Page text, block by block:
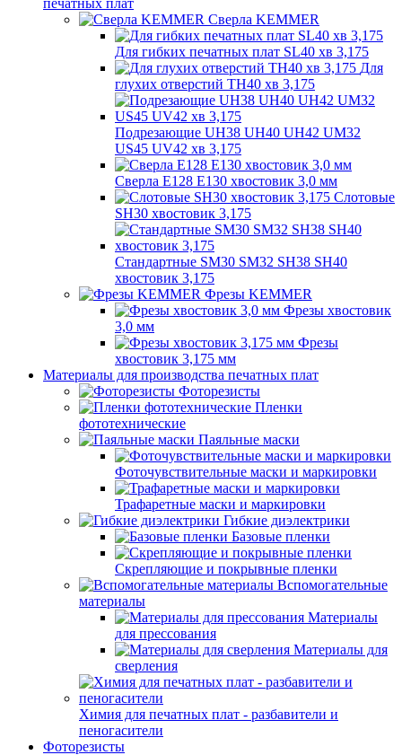
печатных плат
Сверла KEMMER
Для гибких печатных плат SL40 хв 3,175
Для
глухих отверстий TH40 хв 3,175
Подрезающие UH38 UH40 UH42 UM32
US45 UV42 хв 3,175
Сверла E128 E130 хвостовик 3,0 мм
Слотовые
SH30 хвостовик 3,175
Стандартные SM30 SM32 SH38 SH40
хвостовик 3,175
Фрезы KEMMER
Фрезы хвостовик
3,0 мм
Фрезы
хвостовик 3,175 мм
Материалы для производства печатных плат
Фоторезисты
Пленки
фототехнические
Паяльные маски
Фоточувствительные маски и маркировки
Трафаретные маски и маркировки
Гибкие диэлектрики
Базовые пленки
Скрепляющие и покрывные пленки
Вспомогательные
материалы
Материалы
для прессования
Материалы для
сверления
Химия для печатных плат - разбавители и
пеногасители
Фоторезисты